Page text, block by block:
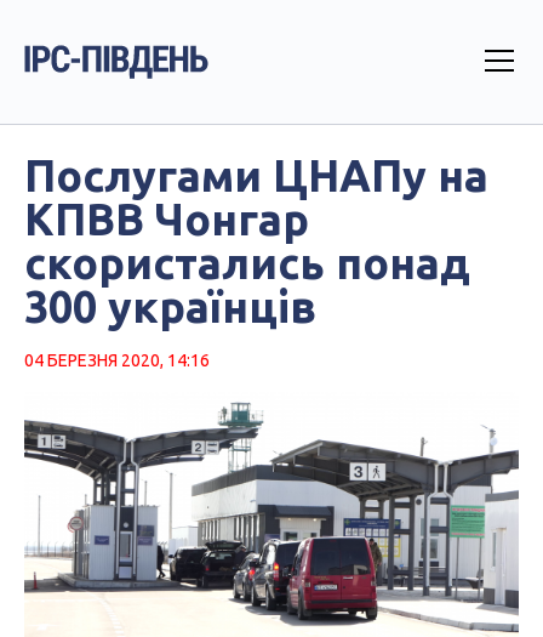
Послугами ЦНАПу на
КПВВ Чонгар
скористались понад
300 українців
04 БЕРЕЗНЯ 2020, 14:16